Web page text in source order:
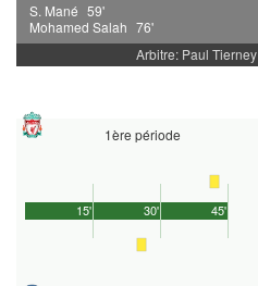
S. Mané 59'
Mohamed Salah 76'
Arbitre: Paul Tierney
1ère période
45'
15' 30'